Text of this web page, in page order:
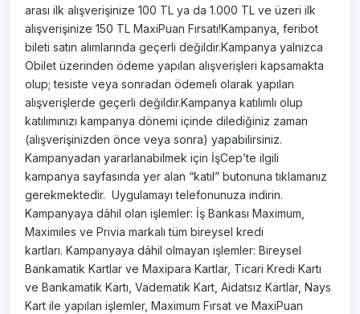
arası ilk alışverişinize 100 TL ya da 1.000 TL ve üzeri ilk
alışverişinize 150 TL MaxiPuan Fırsatı!Kampanya, feribot
bileti satın alımlarında geçerli değildir.Kampanya yalnızca
Obilet üzerinden ödeme yapılan alışverişleri kapsamakta
olup; tesiste veya sonradan ödemeli olarak yapılan
alışverişlerde geçerli değildir.Kampanya katılımlı olup
katılımınızı kampanya dönemi içinde dilediğiniz zaman
(alışverişinizden önce veya sonra) yapabilirsiniz.
Kampanyadan yararlanabilmek için İşCep’te ilgili
kampanya sayfasında yer alan “katıl” butonuna tıklamanız
gerekmektedir. Uygulamayı telefonunuza indirin.​
Kampanyaya dâhil olan işlemler: İş Bankası Maximum,
Maximiles ve Privia markalı tüm bireysel kredi
kartları. Kampanyaya dâhil olmayan işlemler: Bireysel
Bankamatik Kartlar ve Maxipara Kartlar, Ticari Kredi Kartı
ve Bankamatik Kartı, Vadematik Kart, Aidatsız Kartlar, Nays
Kart ile yapılan işlemler, Maximum Fırsat ve MaxiPuan